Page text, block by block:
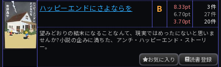
ハッピーエンドにさよならを B
8.33pt
6.70pt
3.70pt
3件
27件
20件
望みどおりの結末になることなんて、現実ではめったにないと思いま
せんか?小説の企みに満ちた、アンチ・ハッピーエンド・ストーリ
ー。
読書登録
お気に入り